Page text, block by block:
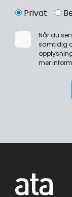
Privat
Når du
samtidig
mer